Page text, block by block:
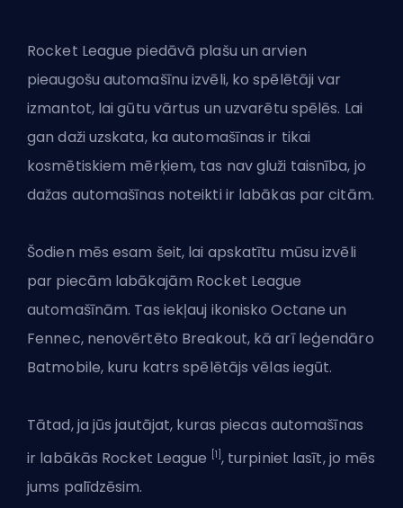
Rocket League piedāvā plašu un arvien
pieaugošu automašīnu izvēli, ko spēlētāji var
izmantot, lai gūtu vārtus un uzvarētu spēlēs. Lai
gan daži uzskata, ka automašīnas ir tikai
kosmētiskiem mērķiem, tas nav gluži taisnība, jo
dažas automašīnas noteikti ir labākas par citām.
Šodien mēs esam šeit, lai apskatītu mūsu izvēli
par piecām labākajām Rocket League
automašīnām. Tas iekļauj ikonisko Octane un
Fennec, nenovērtēto Breakout, kā arī leģendāro
Batmobile, kuru katrs spēlētājs vēlas iegūt.
Tātad, ja jūs jautājat, kuras piecas automašīnas
ir labākās Rocket League [1] , turpiniet lasīt, jo mēs
jums palīdzēsim.